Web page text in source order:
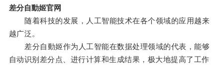
差分自動姬官网
随着科技的发展，人工智能技术在各个领域的应用越来
越广泛。
差分自動姬作为人工智能在数据处理领域的代表，能够
自动识别差分点、进行计算和生成结果，极大地提高了工作